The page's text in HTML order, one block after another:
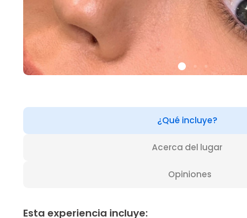
¿Qué incluye?
Acerca del lugar
Opiniones
Esta experiencia incluye: